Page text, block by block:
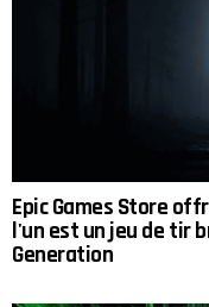
Epic Games Store
l'un est un jeu de tir
Generation